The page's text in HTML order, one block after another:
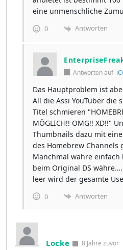
eine unmenschliche
0 Antworten
Antworten auf
Das Hauptproblem ist
All die Assi YouTuber die
Titel schmieren
MÖGLICH!! OMG!! XD!!"
Thumbnails dazu mit
des Homebrew Channels
Manchmal währe einfach
beim Original DS
leer wird der gesamte
0 Antworten
Locke 8 Jahre zuvor